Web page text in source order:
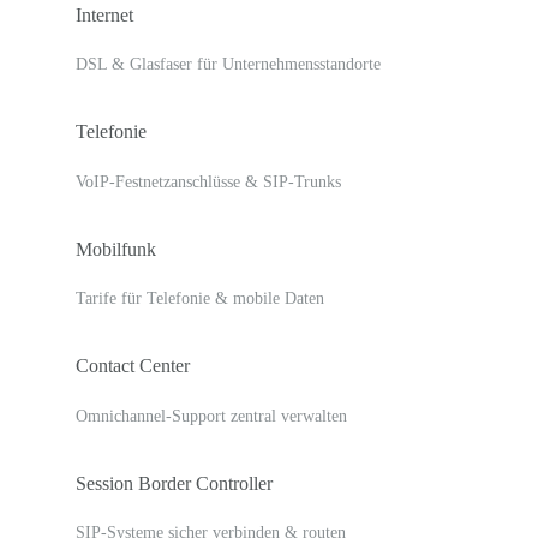
Internet
DSL & Glasfaser für Unternehmensstandorte
Telefonie
VoIP-Festnetzanschlüsse & SIP-Trunks
Mobilfunk
Tarife für Telefonie & mobile Daten
Contact Center
Omnichannel-Support zentral verwalten
Session Border Controller
SIP-Systeme sicher verbinden & routen